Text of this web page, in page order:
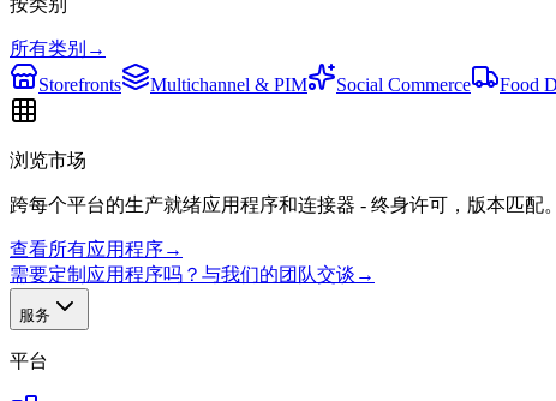
按类别
所有类别 →
Storefronts
Multichannel & PIM Social Commerce Food
浏览市场
跨每个平台的生产就绪应用程序和连接器 - 终身许可，版本匹配。
查看所有应用程序→
需要定制应用程序吗？与我们的团队交谈 →
服务
平台